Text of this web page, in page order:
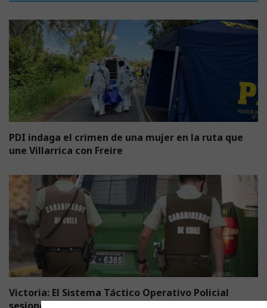
PDI indaga el crimen de una mujer en la ruta que
une Villarrica con Freire
Victoria: El Sistema Táctico Operativo Policial